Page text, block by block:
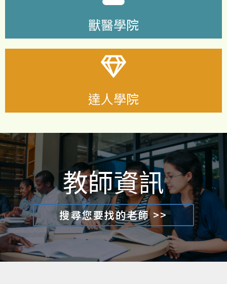
獸醫學院
達人學院
教師資訊
搜尋您要找的老師 >>